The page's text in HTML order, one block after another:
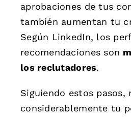
aprobaciones de tus
también aumentan tu
Según LinkedIn, los
recomendaciones son
los reclutadores.
Siguiendo estos pasos,
considerablemente tu